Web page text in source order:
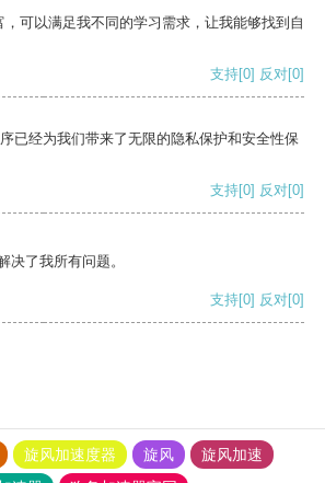
可以满足我不同的学习需求，让我能够找到自
支持[0] 反对[0]
已经为我们带来了无限的隐私保护和安全性保
支持[0] 反对[0]
决了我所有问题。
支持[0] 反对[0]
旋风加速度器 旋风
旋风加速